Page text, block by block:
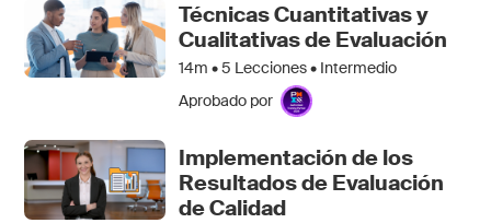
Técnicas Cuantitativas y
Cualitativas de Evaluación
14m •5 Lecciones • Intermedio
Aprobado por
Implementación de los
Resultados de Evaluación
de Calidad